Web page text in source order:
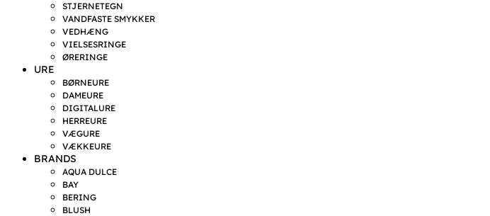
STJERNETEGN
VANDFASTE SMYKKER
VEDHÆNG
VIELSESRINGE
ØRERINGE
URE
BØRNEURE
DAMEURE
DIGITALURE
HERREURE
VÆGURE
VÆKKEURE
BRANDS
AQUA DULCE
BAY
BERING
BLUSH